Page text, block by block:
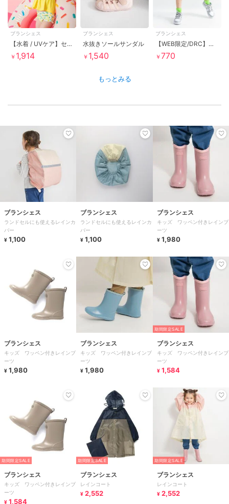
ブランシェス
【水着 / UVケア】セパレート・フリルタンキニ
￥ 1,914
ブランシェス
水抜きソールサンダル
￥ 1,540
ブランシェス
【WEB限定/DRC】カラバリカットハーフパンツ
￥770
もっとみる
ブランシェス
ランドセルにも使えるレインカ
バー
¥ 1,100
ブランシェス
ランドセルにも使えるレインカ
バー
¥ 1,100
ブランシェス
キッズ ワッペン付きレインブ
ーツ
¥ 1,980
ブランシェス
キッズ ワッペン付きレインブ
ーツ
¥ 1,980
ブランシェス
キッズ ワッペン付きレインブ
ーツ
¥ 1,980
期間限定SALE
ブランシェス
キッズ ワッペン付きレインブ
ーツ
¥ 1,584
期間限定SALE
ブランシェス
キッズ ワッペン付きレインブ
ーツ
¥ 1,584
期間限定SALE
ブランシェス
レインコート
¥ 2,552
期間限定SALE
ブランシェス
レインコート
¥ 2,552